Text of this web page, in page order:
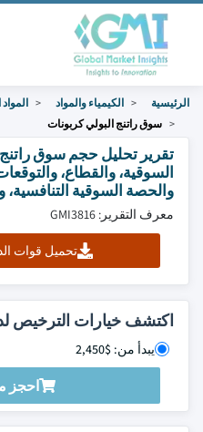
الرئيسية الكيمياء والمواد المواد
سوق راتنج البولي كربونات
تقرير تحليل حجم سوق
السوقية، والقطاع،
والحصة السوقية التنافسية،
معرف التقرير: GMI3816
تحميل قوات
اكتشف خيارات الترخيص
يبدأ من: $2,450
احجز